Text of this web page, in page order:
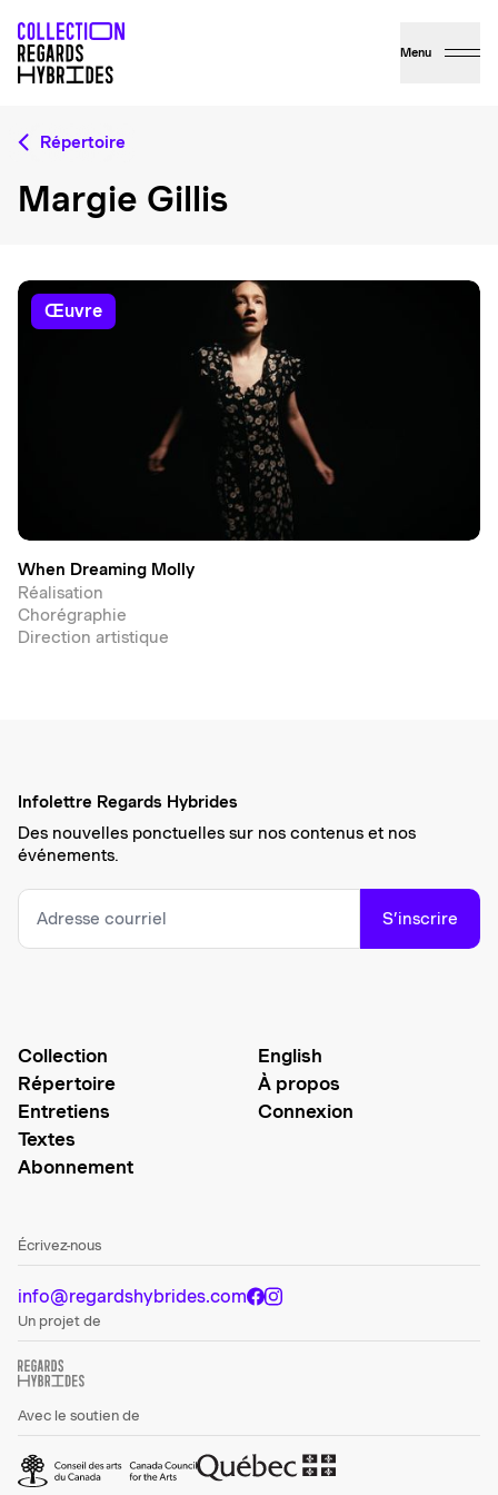
Menu
Répertoire
Margie Gillis
œuvre
When Dreaming Molly
Réalisation
Chorégraphie
Direction artistique
Infolettre Regards Hybrides
Des nouvelles ponctuelles sur nos contenus et nos
événements.
S’inscrire
Collection
Répertoire
Entretiens
Textes
Abonnement
English
À propos
Connexion
Écrivez-nous
info@regardshybrides.com
Un projet de
Avec le soutien de